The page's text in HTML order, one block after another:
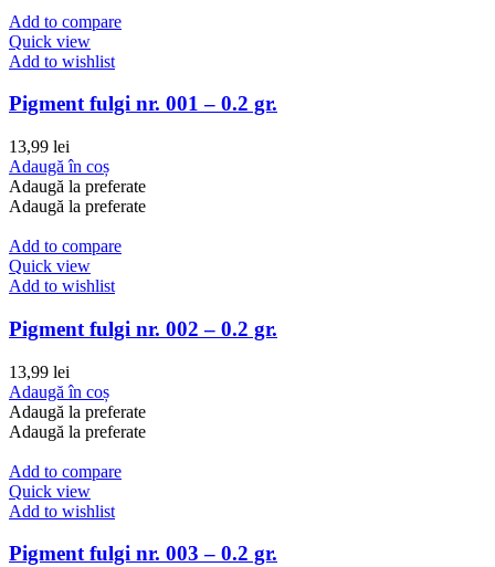
Add to compare
Quick view
Add to wishlist
Pigment fulgi nr. 001 – 0.2 gr.
13,99 lei
Adaugă în coș
Adaugă la preferate
Adaugă la preferate
Add to compare
Quick view
Add to wishlist
Pigment fulgi nr. 002 – 0.2 gr.
13,99 lei
Adaugă în coș
Adaugă la preferate
Adaugă la preferate
Add to compare
Quick view
Add to wishlist
Pigment fulgi nr. 003 – 0.2 gr.